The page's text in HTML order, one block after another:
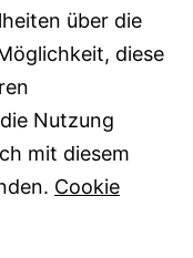
über die
diese
Nutzung
mit diesem
Cookie